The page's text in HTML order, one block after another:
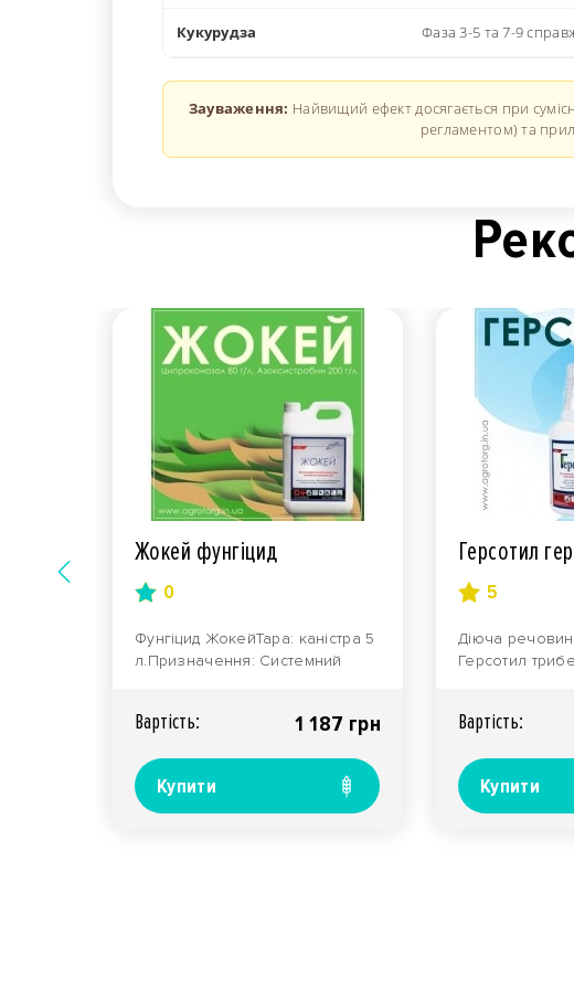
Кукурудза Фаза 3-5 та 7-9
Зауваження: Найвищий ефект досягається при
регламентом) та
Жокей фунгіцид
0
Фунгіцид ЖокейТара: каністра 5
л.Призначення: Системний
Вартiсть: 1 187 грн
Купити
Герсотил
5
Діюча
Герсотил
Вартiсть:
Купити